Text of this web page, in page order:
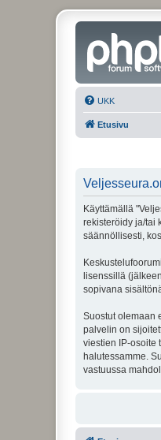
UKK
Etusivu
Käyttämällä
rekisteröidy ja/tai
säännöllisesti,
lisenssillä
sopivana
Suostut olemaan
palvelin on
viestien IP-osoite
halutessamme.
vastuussa